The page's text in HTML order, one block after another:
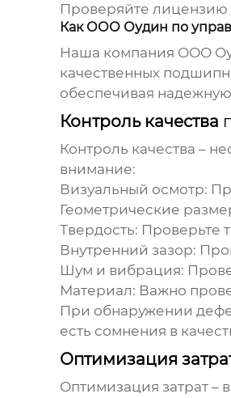
Проверяйте лицензию
Как ООО Оудин по
Наша компания ООО
качественных
обеспечивая
Контроль качества
Контроль качества –
внимание:
Визуальный осмотр:
Геометрические
Твердость: Проверьте
Внутренний зазор:
Шум и вибрация:
Материал: Важно
При обнаружении
есть сомнения в
Оптимизация
Оптимизация затрат –